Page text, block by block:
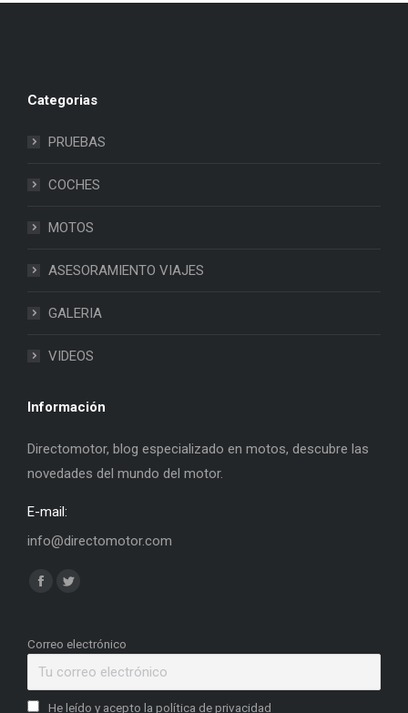
Categorias
PRUEBAS
COCHES
MOTOS
ASESORAMIENTO VIAJES
GALERIA
VIDEOS
Información
Directomotor, blog especializado en motos, descubre las
novedades del mundo del motor.
E-mail:
info@directomotor.com
Find us on:
Facebook
opens
window
Twitter
opens
window
Correo electrónico
He leído y acepto la política de privacidad